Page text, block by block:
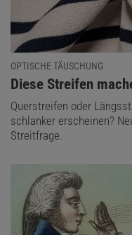
OPTISCHE TÄUSCHUNG
:
Diese Streifen
Querstreifen oder
schlanker erscheinen?
Streitfrage.